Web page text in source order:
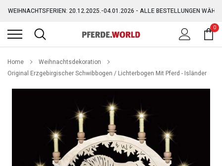
zum
Inhalt
WEIHNACHTSFERIEN: 20.12.2025.-04.01.2026 - ALLE BESTELLUNGEN
GRATIS VERSAND AB 150,-€ (AUSGENOMMEN SPERRGUT)
0
Home
Weihnachtsdekoration
Original Erzgebirgischer Schwibbogen / Lichterbogen Mit Pferd - Isländer